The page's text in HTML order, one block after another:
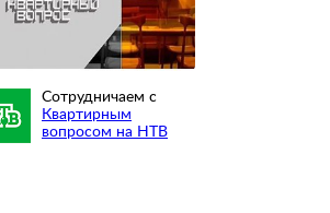
Сотрудничаем с
Квартирным
вопросом на НТВ